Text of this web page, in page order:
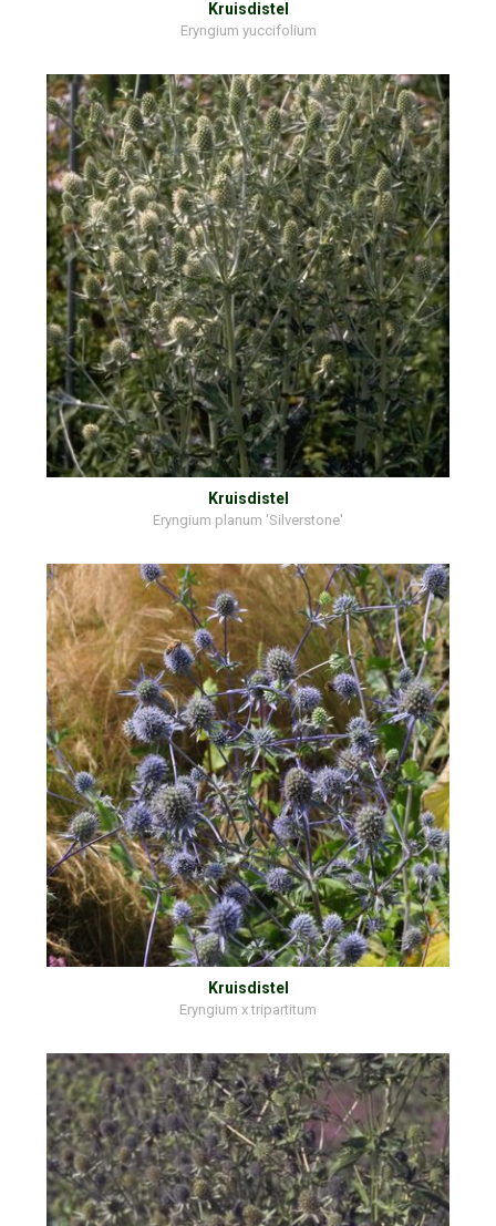
Kruisdistel
Eryngium yuccifolium
Kruisdistel
Eryngium planum 'Silverstone'
Kruisdistel
Eryngium x tripartitum